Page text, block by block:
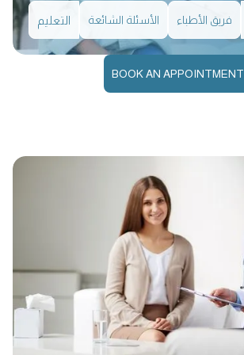
فريق الأطباء الأسئلة الشائعة التعليم
BOOK AN APPOINTMENT